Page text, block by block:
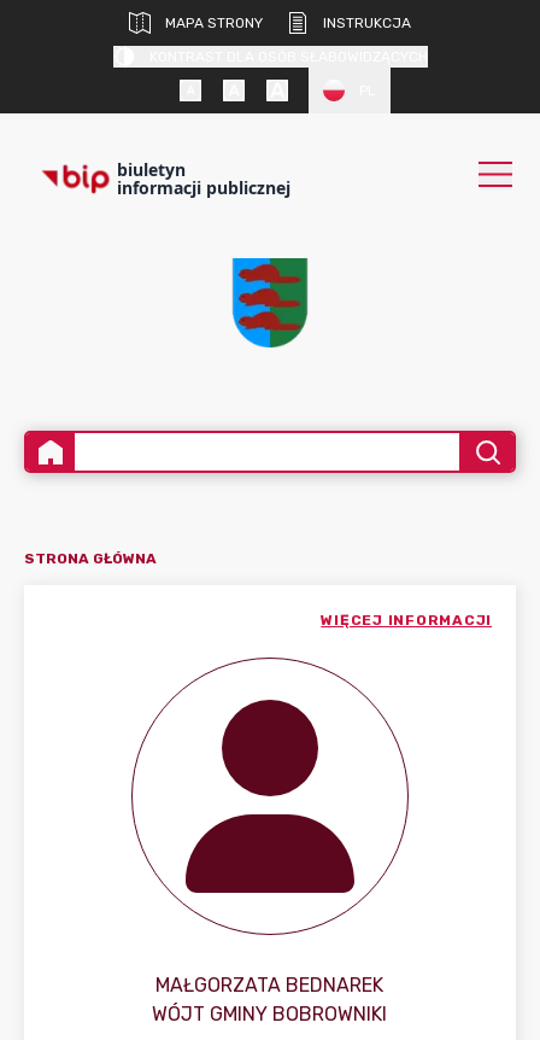
MAPA STRONY
INSTRUKCJA
biuletyn
informacji publicznej
STRONA GŁÓWNA
MAŁGORZATA BEDNAREK
WIĘCEJ INFORMACJI
WÓJT GMINY BOBROWNIKI